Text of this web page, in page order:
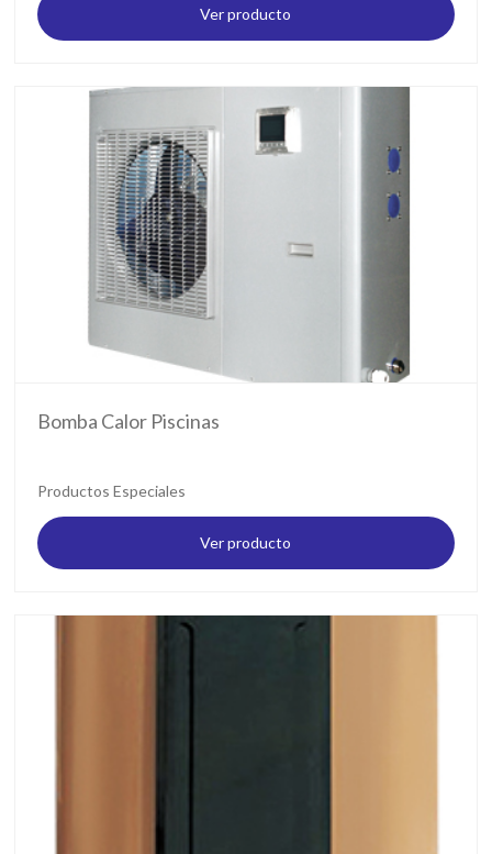
Ver producto
Bomba Calor Piscinas
Productos Especiales
Ver producto